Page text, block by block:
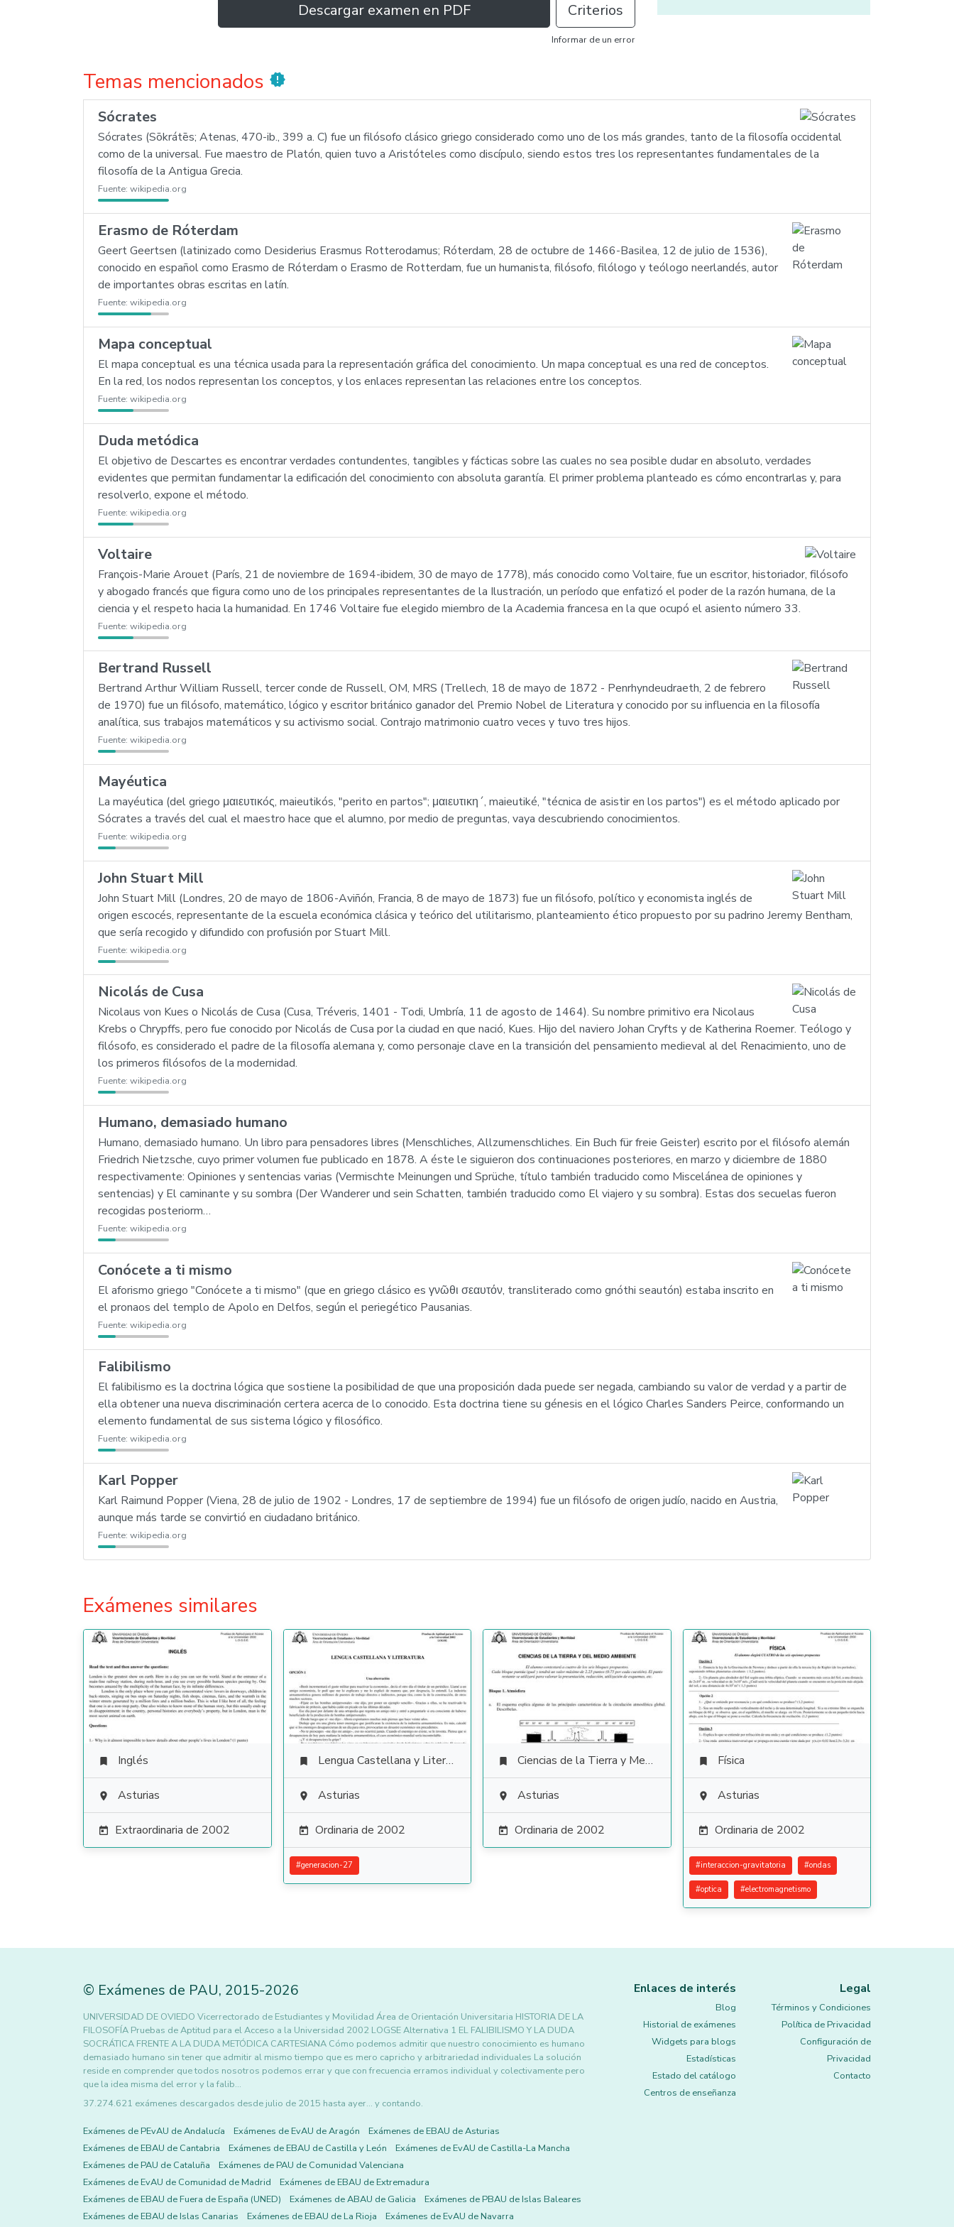
Descargar examen en PDF Criterios
Informar de un error
Temas mencionados new_releases
Sócrates
Sócrates (Sōkrátēs; Atenas, 470-ib., 399 a. C) fue un filósofo clásico griego considerado como uno de los más grandes, tanto de la filosofía occidental
como de la universal. Fue maestro de Platón, quien tuvo a Aristóteles como discípulo, siendo estos tres los representantes fundamentales de la
filosofía de la Antigua Grecia.
Fuente: wikipedia.org
Erasmo de Róterdam
Geert Geertsen (latinizado como Desiderius Erasmus Rotterodamus; Róterdam, 28 de octubre de 1466-Basilea, 12 de julio de 1536),
conocido en español como Erasmo de Róterdam o Erasmo de Rotterdam, fue un humanista, filósofo, filólogo y teólogo neerlandés, autor
de importantes obras escritas en latín.
Fuente: wikipedia.org
Mapa conceptual
El mapa conceptual es una técnica usada para la representación gráfica del conocimiento. Un mapa conceptual es una red de conceptos.
En la red, los nodos representan los conceptos, y los enlaces representan las relaciones entre los conceptos.
Fuente: wikipedia.org
Duda metódica
El objetivo de Descartes es encontrar verdades contundentes, tangibles y fácticas sobre las cuales no sea posible dudar en absoluto, verdades
evidentes que permitan fundamentar la edificación del conocimiento con absoluta garantía. El primer problema planteado es cómo encontrarlas y, para
resolverlo, expone el método.
Fuente: wikipedia.org
Voltaire
François-Marie Arouet (París, 21 de noviembre de 1694-ibidem, 30 de mayo de 1778), más conocido como Voltaire, fue un escritor, historiador, filósofo
y abogado francés que figura como uno de los principales representantes de la Ilustración, un período que enfatizó el poder de la razón humana, de la
ciencia y el respeto hacia la humanidad. En 1746 Voltaire fue elegido miembro de la Academia francesa en la que ocupó el asiento número 33.
Fuente: wikipedia.org
Bertrand Russell
Bertrand Arthur William Russell, tercer conde de Russell, OM, MRS (Trellech, 18 de mayo de 1872 - Penrhyndeudraeth, 2 de febrero
de 1970) fue un filósofo, matemático, lógico y escritor británico ganador del Premio Nobel de Literatura y conocido por su influencia en la filosofía
analítica, sus trabajos matemáticos y su activismo social. Contrajo matrimonio cuatro veces y tuvo tres hijos.
Fuente: wikipedia.org
Mayéutica
La mayéutica (del griego μαιευτικóς, maieutikós, "perito en partos"; μαιευτικη´, maieutiké, "técnica de asistir en los partos") es el método aplicado por
Sócrates a través del cual el maestro hace que el alumno, por medio de preguntas, vaya descubriendo conocimientos.
Fuente: wikipedia.org
John Stuart Mill
John Stuart Mill (Londres, 20 de mayo de 1806-Aviñón, Francia, 8 de mayo de 1873) fue un filósofo, político y economista inglés de
origen escocés, representante de la escuela económica clásica y teórico del utilitarismo, planteamiento ético propuesto por su padrino Jeremy Bentham,
que sería recogido y difundido con profusión por Stuart Mill.
Fuente: wikipedia.org
Nicolás de Cusa
Nicolaus von Kues o Nicolás de Cusa (Cusa, Tréveris, 1401 - Todi, Umbría, 11 de agosto de 1464). Su nombre primitivo era Nicolaus
Krebs o Chrypffs, pero fue conocido por Nicolás de Cusa por la ciudad en que nació, Kues. Hijo del naviero Johan Cryfts y de Katherina Roemer. Teólogo y
filósofo, es considerado el padre de la filosofía alemana y, como personaje clave en la transición del pensamiento medieval al del Renacimiento, uno de
los primeros filósofos de la modernidad.
Fuente: wikipedia.org
Humano, demasiado humano
Humano, demasiado humano. Un libro para pensadores libres (Menschliches, Allzumenschliches. Ein Buch für freie Geister) escrito por el filósofo alemán
Friedrich Nietzsche, cuyo primer volumen fue publicado en 1878. A éste le siguieron dos continuaciones posteriores, en marzo y diciembre de 1880
respectivamente: Opiniones y sentencias varias (Vermischte Meinungen und Sprüche, título también traducido como Miscelánea de opiniones y
sentencias) y El caminante y su sombra (Der Wanderer und sein Schatten, también traducido como El viajero y su sombra). Estas dos secuelas fueron
recogidas posteriorm…
Fuente: wikipedia.org
Conócete a ti mismo
El aforismo griego "Conócete a ti mismo" (que en griego clásico es γνῶθι σεαυτόν, transliterado como gnóthi seautón) estaba inscrito en
el pronaos del templo de Apolo en Delfos, según el periegético Pausanias.
Fuente: wikipedia.org
Falibilismo
El falibilismo es la doctrina lógica que sostiene la posibilidad de que una proposición dada puede ser negada, cambiando su valor de verdad y a partir de
ella obtener una nueva discriminación certera acerca de lo conocido. Esta doctrina tiene su génesis en el lógico Charles Sanders Peirce, conformando un
elemento fundamental de sus sistema lógico y filosófico.
Fuente: wikipedia.org
Karl Popper
Karl Raimund Popper (Viena, 28 de julio de 1902 - Londres, 17 de septiembre de 1994) fue un filósofo de origen judío, nacido en Austria,
aunque más tarde se convirtió en ciudadano británico.
Fuente: wikipedia.org
Exámenes similares
 Inglés
 Asturias
 Extraordinaria de 2002
 Lengua Castellana y Literatura
 Asturias
 Ordinaria de 2002
#generacion-27
 Ciencias de la Tierra y Medioambientales
 Asturias
 Ordinaria de 2002
 Física
 Asturias
 Ordinaria de 2002
#interaccion-gravitatoria #ondas
#optica #electromagnetismo
© Exámenes de PAU, 2015-2026
UNIVERSIDAD DE OVIEDO Vicerrectorado de Estudiantes y Movilidad Área de Orientación Universitaria HISTORIA DE LA
FILOSOFÍA Pruebas de Aptitud para el Acceso a la Universidad 2002 LOGSE Alternativa 1 EL FALIBILISMO Y LA DUDA
SOCRÁTICA FRENTE A LA DUDA METÓDICA CARTESIANA Cómo podemos admitir que nuestro conocimiento es humano
demasiado humano sin tener que admitir al mismo tiempo que es mero capricho y arbitrariedad individuales La solución
reside en comprender que todos nosotros podemos errar y que con frecuencia erramos individual y colectivamente pero
que la idea misma del error y la falib…
37.274.621 exámenes descargados desde julio de 2015 hasta ayer... y contando.
Exámenes de PEvAU de Andalucía Exámenes de EvAU de Aragón
Exámenes de EBAU de Asturias
Exámenes de EBAU de Cantabria
Exámenes de EBAU de Castilla y León
Exámenes de EvAU de Castilla-La Mancha
Exámenes de PAU de Cataluña
Exámenes de PAU de Comunidad Valenciana
Exámenes de EvAU de Comunidad de Madrid
Exámenes de EBAU de Extremadura
Exámenes de EBAU de Fuera de España (UNED)
Exámenes de ABAU de Galicia
Exámenes de PBAU de Islas Baleares
Exámenes de EBAU de Islas Canarias
Exámenes de EBAU de La Rioja Exámenes de EvAU de Navarra
Enlaces de interés
Blog
Historial de exámenes
Widgets para blogs
Estadísticas
Estado del catálogo
Centros de enseñanza
Legal
Términos y Condiciones
Política de Privacidad
Configuración de
Privacidad
Contacto